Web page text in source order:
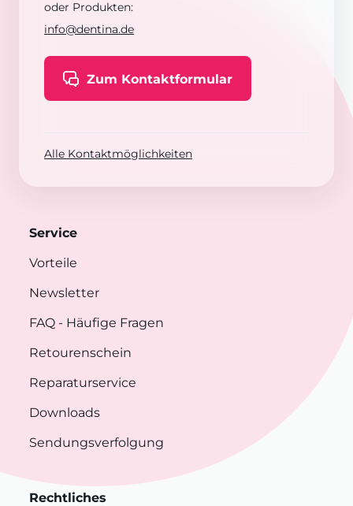
oder Produkten:
info@dentina.de
Zum Kontaktformular
Alle Kontaktmöglichkeiten
Service
Vorteile
Newsletter
FAQ - Häufige Fragen
Retourenschein
Reparaturservice
Downloads
Sendungsverfolgung
Rechtliches